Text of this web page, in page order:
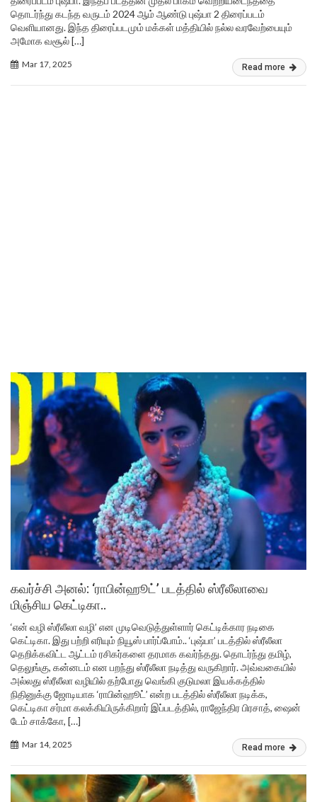
தொடர்ந்து கடந்த வருடம் 2024 ஆம் ஆண்டு புஷ்பா 2 திரைப்படம்
வெளியானது. இந்த திரைப்படமும் மக்கள் மத்தியில் நல்ல வரவேற்பையும்
அமோக வசூல் […]
Mar 17, 2025 Read more
கவர்ச்சி அனல்: ‘ராபின்ஹூட்’ படத்தில் ஸ்ரீலீலாவை
மிஞ்சிய கெட்டிகா..
‘என் வழி ஸ்ரீலீலா வழி’ என முடிவெடுத்துள்ளார் கெட்டிக்கார நடிகை
கெட்டிகா. இது பற்றி எரியும் நியூஸ் பார்ப்போம்.. ‘புஷ்பா’ படத்தில் ஸ்ரீலீலா
தெறிக்கவிட்ட ஆட்டம் ரசிகர்களை தரமாக கவர்ந்தது. தொடர்ந்து தமிழ்,
தெலுங்கு, கன்னடம் என பறந்து ஸ்ரீலீலா நடித்து வருகிறார். அவ்வகையில்
அல்லது ஸ்ரீலீலா வழியில் தற்போது வெங்கி குடுமலா இயக்கத்தில்
நிதினுக்கு ஜோடியாக ‘ராபின்ஹூட்’ என்ற படத்தில் ஸ்ரீலீலா நடிக்க,
கெட்டிகா சர்மா கலக்கியிருக்கிறார் இப்படத்தில், ராஜேந்திர பிரசாத், ஷைன்
டேம் சாக்கோ, […]
Mar 14, 2025 Read more